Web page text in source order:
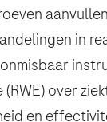
in
over
en
read and agree